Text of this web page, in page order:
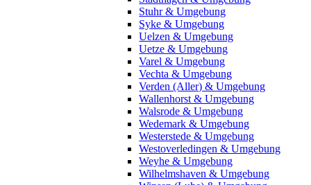
Stuhr & Umgebung
Syke & Umgebung
Uelzen & Umgebung
Uetze & Umgebung
Varel & Umgebung
Vechta & Umgebung
Verden (Aller) & Umgebung
Wallenhorst & Umgebung
Walsrode & Umgebung
Wedemark & Umgebung
Westerstede & Umgebung
Westoverledingen & Umgebung
Weyhe & Umgebung
Wilhelmshaven & Umgebung